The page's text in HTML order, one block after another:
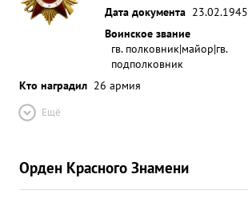
Дата документа 23.02.1945
Воинское звание
гв. полковник|майор|гв.
подполковник
Кто наградил 26 армия
Ещё
Орден Красного Знамени